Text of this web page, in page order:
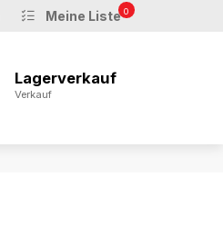
Meine Liste 0
Lagerverkauf
Verkauf